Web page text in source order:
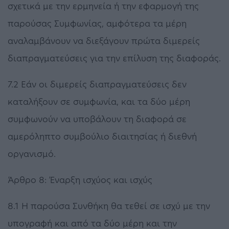
σχετικά με την ερμηνεία ή την εφαρμογή της
παρούσας Συμφωνίας, αμφότερα τα μέρη
αναλαμβάνουν να διεξάγουν πρώτα διμερείς
διαπραγματεύσεις για την επίλυση της διαφοράς.
7.2 Εάν οι διμερείς διαπραγματεύσεις δεν
καταλήξουν σε συμφωνία, και τα δύο μέρη
συμφωνούν να υποβάλουν τη διαφορά σε
αμερόληπτο συμβούλιο διαιτησίας ή διεθνή
οργανισμό.
Άρθρο 8: Έναρξη ισχύος και ισχύς
8.1 Η παρούσα Συνθήκη θα τεθεί σε ισχύ με την
υπογραφή και από τα δύο μέρη και την